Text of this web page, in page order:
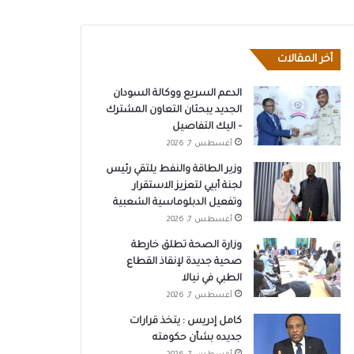
أخر المقالات
الدعم السريع ووكالة السودان
الجديد يبحثان التعاون المشترك
– اليك التفاصيل
أغسطس 7, 2026
وزير الطاقة والنفط يلتقي رئيس
لجنة أبيي لتعزيز الاستقرار
وتفعيل الدبلوماسية الشعبية
أغسطس 7, 2026
وزارة الصحة تطلق خارطة
صحية جديدة لإنقاذ القطاع
الطبي في نيالا
أغسطس 7, 2026
كامل إدريس : يتخذ قرارات
جديده بشأن حكومته